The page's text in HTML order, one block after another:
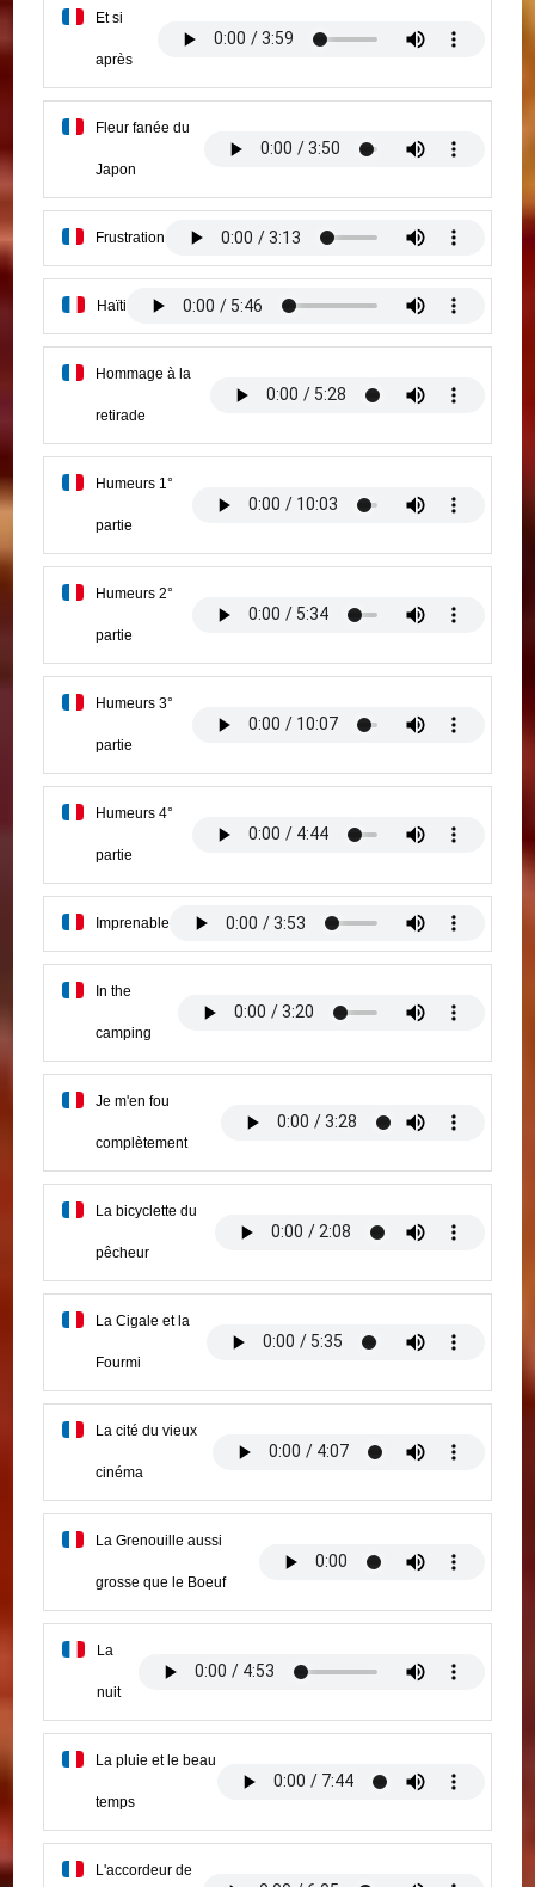
Et si
après
Fleur fanée du
Japon
Frustration
Haïti
Hommage à la
retirade
Humeurs 1°
partie
Humeurs 2°
partie
Humeurs 3°
partie
Humeurs 4°
partie
Imprenable
In the
camping
Je m'en fou
complètement
La bicyclette du
pêcheur
La Cigale et la
Fourmi
La cité du vieux
cinéma
La Grenouille aussi
grosse que le Boeuf
La
nuit
La pluie et le beau
temps
L'accordeur de